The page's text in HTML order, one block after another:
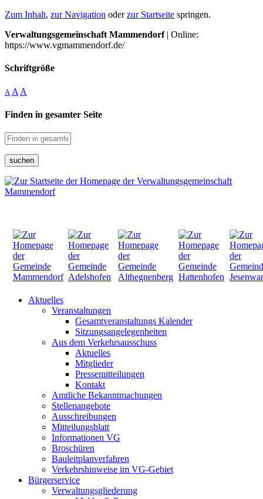
Zum Inhalt, zur Navigation oderzur Startseite springen.
Verwaltungsgemeinschaft Mammendorf| Online:
https://www.vgmammendorf.de/
Schriftgröße
A A A
Finden in gesamter Seite
suchen
Aktuelles
Veranstaltungen
Gesamtveranstaltungs Kalender
Sitzungsangelegenheiten
Aus dem Verkehrsausschuss
Aktuelles
Mitglieder
Pressemitteilungen
Kontakt
Amtliche Bekanntmachungen
Stellenangebote
Ausschreibungen
Mitteilungsblatt
Informationen VG
Broschüren
Bauleitplanverfahren
Verkehrshinweise im VG-Gebiet
Bürgerservice
Verwaltungsgliederung